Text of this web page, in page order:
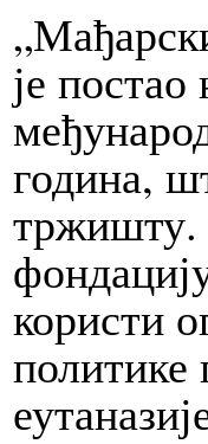
је
година,
тржиш­ту.
користи
политике